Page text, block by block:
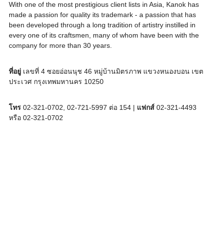
With one of the most prestigious client lists in Asia, Kanok has
made a passion for quality its trademark - a passion that has
been developed through a long tradition of artistry instilled in
every one of its craftsmen, many of whom have been with the
company for more than 30 years.
ที่อยู่เลขที่ 4 ซอยอ่อนนุช 46 หมู่บ้านมิตรภาพ แขวงหนองบอน เขต
ประเวศ กรุงเทพมหานคร 10250
โทร02-321-0702, 02-721-5997 ต่อ 154 | แฟกส์02-321-4493
หรือ 02-321-0702